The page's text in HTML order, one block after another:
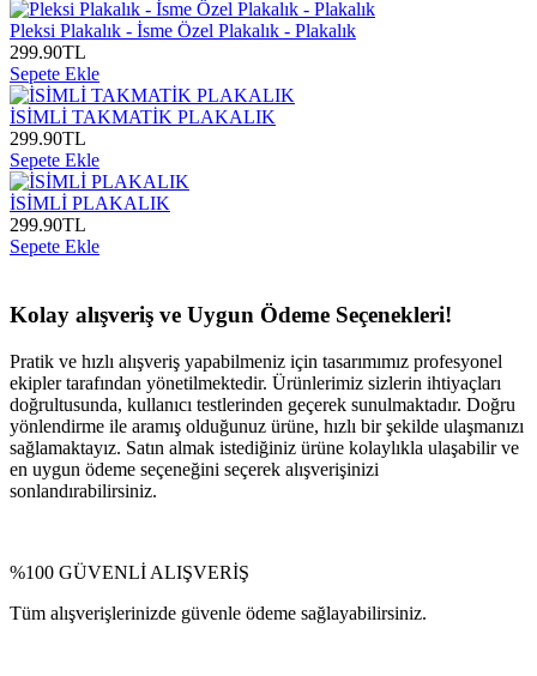
Pleksi Plakalık - İsme Özel Plakalık - Plakalık
299.90TL
Sepete Ekle
İSİMLİ TAKMATİK PLAKALIK
299.90TL
Sepete Ekle
İSİMLİ PLAKALIK
299.90TL
Sepete Ekle
Kolay alışveriş ve Uygun Ödeme Seçenekleri!
Pratik ve hızlı alışveriş yapabilmeniz için tasarımımız profesyonel
ekipler tarafından yönetilmektedir. Ürünlerimiz sizlerin ihtiyaçları
doğrultusunda, kullanıcı testlerinden geçerek sunulmaktadır. Doğru
yönlendirme ile aramış olduğunuz ürüne, hızlı bir şekilde ulaşmanızı
sağlamaktayız. Satın almak istediğiniz ürüne kolaylıkla ulaşabilir ve
en uygun ödeme seçeneğini seçerek alışverişinizi
sonlandırabilirsiniz.
%100 GÜVENLİ ALIŞVERİŞ
Tüm alışverişlerinizde güvenle ödeme sağlayabilirsiniz.